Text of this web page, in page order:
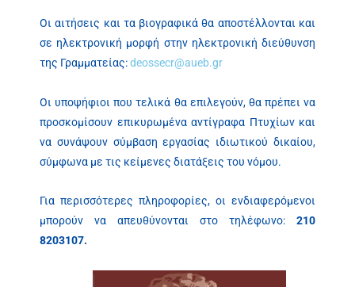
Οι αιτήσεις και τα βιογραφικά θα αποστέλλονται και
σε ηλεκτρονική μορφή στην ηλεκτρονική διεύθυνση
της Γραμματείας:deossecr@aueb.gr
Οι υποψήφιοι που τελικά θα επιλεγούν, θα πρέπει να
προσκομίσουν επικυρωμένα αντίγραφα Πτυχίων και
να συνάψουν σύμβαση εργασίας ιδιωτικού δικαίου,
σύμφωνα με τις κείμενες διατάξεις του νόμου.
Για περισσότερες πληροφορίες, οι ενδιαφερόμενοι
μπορούν να απευθύνονται στo τηλέφωνο: 210
8203107.